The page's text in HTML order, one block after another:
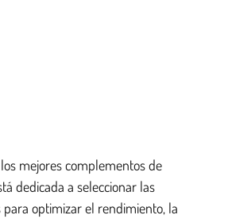
mejores complementos de
dedicada a seleccionar las
para optimizar el rendimiento, la